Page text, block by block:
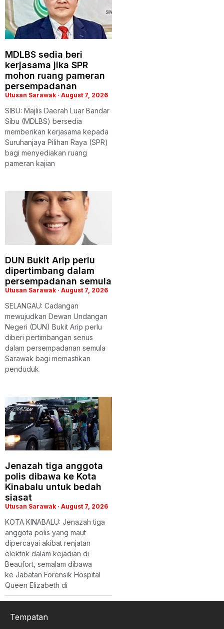
MDLBS sedia beri
kerjasama jika SPR
mohon ruang pameran
persempadanan
Utusan Sarawak August 7, 2026
SIBU: Majlis Daerah Luar Bandar
Sibu (MDLBS) bersedia
memberikan kerjasama kepada
Suruhanjaya Pilihan Raya (SPR)
bagi menyediakan ruang
pameran kajian
DUN Bukit Arip perlu
dipertimbang dalam
persempadanan semula
Utusan Sarawak August 7, 2026
SELANGAU: Cadangan
mewujudkan Dewan Undangan
Negeri (DUN) Bukit Arip perlu
diberi pertimbangan serius
dalam persempadanan semula
Sarawak bagi memastikan
penduduk
Jenazah tiga anggota
polis dibawa ke Kota
Kinabalu untuk bedah
siasat
Utusan Sarawak August 7, 2026
KOTA KINABALU: Jenazah tiga
anggota polis yang maut
dipercayai akibat renjatan
elektrik dalam kejadian di
Beaufort, semalam dibawa
ke Jabatan Forensik Hospital
Queen Elizabeth di
Tempatan